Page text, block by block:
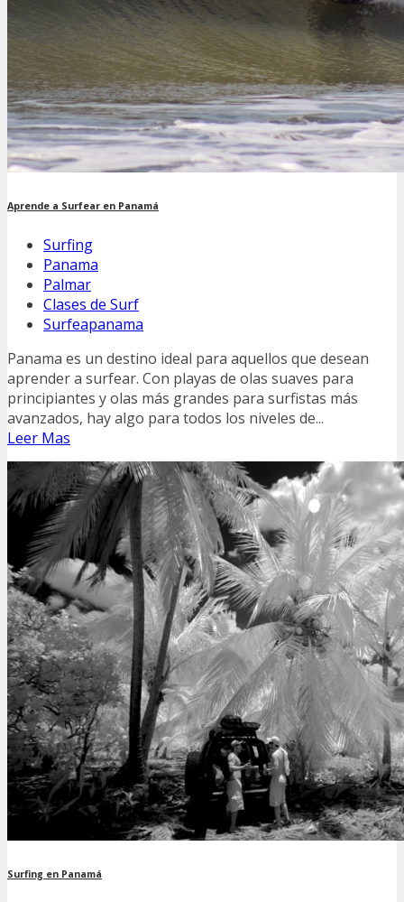
Aprende a Surfear en Panamá
Surfing
Panama
Palmar
Clases de Surf
Surfeapanama
Panama es un destino ideal para aquellos que desean
aprender a surfear. Con playas de olas suaves para
principiantes y olas más grandes para surfistas más
avanzados, hay algo para todos los niveles de...
Leer Mas
Surfing en Panamá